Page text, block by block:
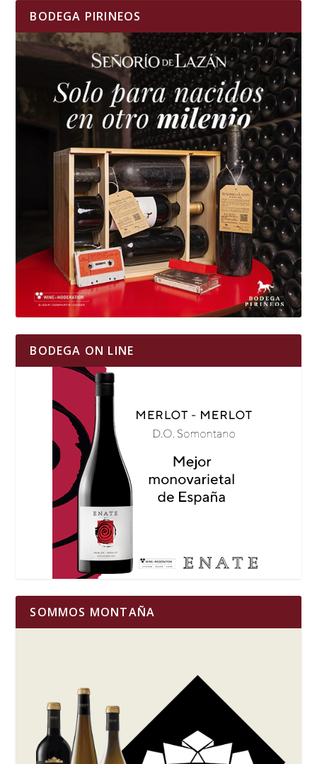
BODEGA PIRINEOS
BODEGA ON LINE
SOMMOS MONTAÑA